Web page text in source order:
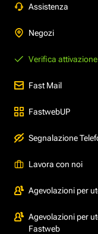
Assistenza
Negozi
Verifica attivazione
Fast Mail
FastwebUP
Segnalazione
Lavora con noi
Agevolazioni per
Agevolazioni per
Fastweb